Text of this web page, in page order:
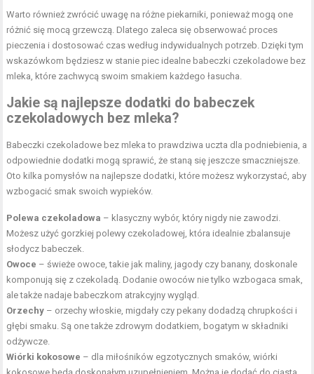
Warto również zwrócić uwagę na różne piekarniki, ponieważ mogą one
różnić się mocą grzewczą. Dlatego zaleca się obserwować proces
pieczenia i dostosować czas według indywidualnych potrzeb. Dzięki tym
wskazówkom będziesz w stanie piec idealne babeczki czekoladowe bez
mleka, które zachwycą swoim smakiem każdego łasucha.
Jakie są najlepsze dodatki do babeczek
czekoladowych bez mleka?
Babeczki czekoladowe bez mleka to prawdziwa uczta dla podniebienia, a
odpowiednie dodatki mogą sprawić, że staną się jeszcze smaczniejsze.
Oto kilka pomysłów na najlepsze dodatki, które możesz wykorzystać, aby
wzbogacić smak swoich wypieków.
Polewa czekoladowa – klasyczny wybór, który nigdy nie zawodzi.
Możesz użyć gorzkiej polewy czekoladowej, która idealnie zbalansuje
słodycz babeczek.
Owoce – świeże owoce, takie jak maliny, jagody czy banany, doskonale
komponują się z czekoladą. Dodanie owoców nie tylko wzbogaca smak,
ale także nadaje babeczkom atrakcyjny wygląd.
Orzechy – orzechy włoskie, migdały czy pekany dodadzą chrupkości i
głębi smaku. Są one także zdrowym dodatkiem, bogatym w składniki
odżywcze.
Wiórki kokosowe – dla miłośników egzotycznych smaków, wiórki